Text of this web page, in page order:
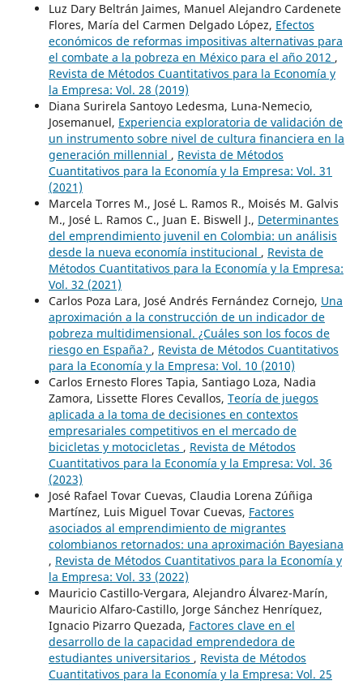
Luz Dary Beltrán Jaimes, Manuel Alejandro Cardenete
Flores, María del Carmen Delgado López, Efectos
económicos de reformas impositivas alternativas para
el combate a la pobreza en México para el año 2012 ,
Revista de Métodos Cuantitativos para la Economía y
la Empresa: Vol. 28 (2019)
Diana Surirela Santoyo Ledesma, Luna-Nemecio,
Josemanuel, Experiencia exploratoria de validación de
un instrumento sobre nivel de cultura financiera en la
generación millennial , Revista de Métodos
Cuantitativos para la Economía y la Empresa: Vol. 31
(2021)
Marcela Torres M., José L. Ramos R., Moisés M. Galvis
M., José L. Ramos C., Juan E. Biswell J., Determinantes
del emprendimiento juvenil en Colombia: un análisis
desde la nueva economía institucional , Revista de
Métodos Cuantitativos para la Economía y la Empresa:
Vol. 32 (2021)
Carlos Poza Lara, José Andrés Fernández Cornejo, Una
aproximación a la construcción de un indicador de
pobreza multidimensional. ¿Cuáles son los focos de
riesgo en España? , Revista de Métodos Cuantitativos
para la Economía y la Empresa: Vol. 10 (2010)
Carlos Ernesto Flores Tapia, Santiago Loza, Nadia
Zamora, Lissette Flores Cevallos, Teoría de juegos
aplicada a la toma de decisiones en contextos
empresariales competitivos en el mercado de
bicicletas y motocicletas , Revista de Métodos
Cuantitativos para la Economía y la Empresa: Vol. 36
(2023)
José Rafael Tovar Cuevas, Claudia Lorena Zúñiga
Martínez, Luis Miguel Tovar Cuevas, Factores
asociados al emprendimiento de migrantes
colombianos retornados: una aproximación Bayesiana
, Revista de Métodos Cuantitativos para la Economía y
la Empresa: Vol. 33 (2022)
Mauricio Castillo-Vergara, Alejandro Álvarez-Marín,
Mauricio Alfaro-Castillo, Jorge Sánchez Henríquez,
Ignacio Pizarro Quezada, Factores clave en el
desarrollo de la capacidad emprendedora de
estudiantes universitarios , Revista de Métodos
Cuantitativos para la Economía y la Empresa: Vol. 25